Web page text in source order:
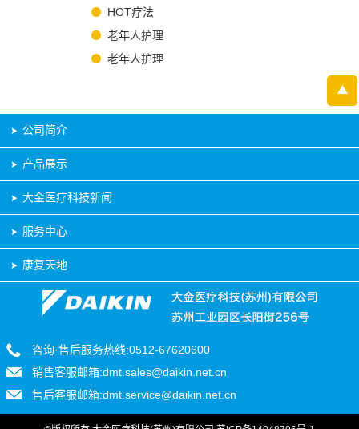
HOT疗法
老年人护理
老年人护理
公司简介
产品展示
大金医疗科技新闻
服务中心
康复天地
咨询·售后服务热线:0512-67620600
销售客服邮箱:dmt.sales@daikin.net.cn
售后客服邮箱:dmt.service@daikin.net.cn